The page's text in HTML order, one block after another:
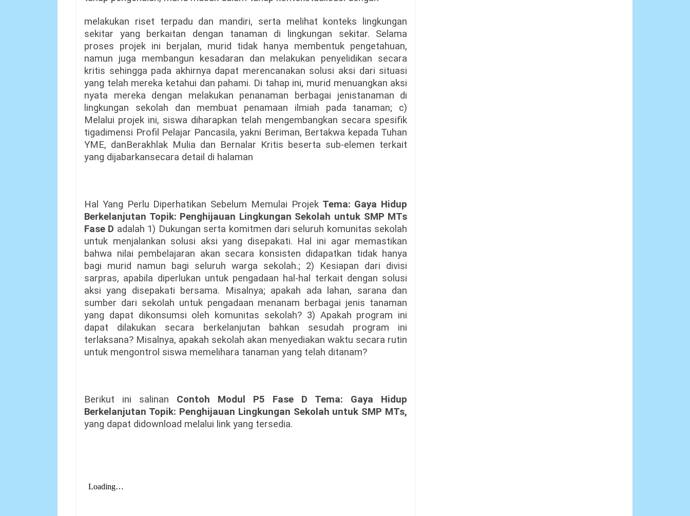
melakukan riset terpadu dan mandiri, serta melihat konteks lingkungan
sekitar yang berkaitan dengan tanaman di lingkungan sekitar. Selama
proses projek ini berjalan, murid tidak hanya membentuk pengetahuan,
namun juga membangun kesadaran dan melakukan penyelidikan secara
kritis sehingga pada akhirnya dapat merencanakan solusi aksi dari situasi
yang telah mereka ketahui dan pahami. Di tahap ini, murid menuangkan aksi
nyata mereka dengan melakukan penanaman berbagai jenistanaman di
lingkungan sekolah dan membuat penamaan ilmiah pada tanaman; c)
Melalui projek ini, siswa diharapkan telah mengembangkan secara spesifik
tigadimensi Profil Pelajar Pancasila, yakni Beriman, Bertakwa kepada Tuhan
YME, danBerakhlak Mulia dan Bernalar Kritis beserta sub-elemen terkait
yang dijabarkansecara detail di halaman
Hal Yang Perlu Diperhatikan Sebelum Memulai ProjekTema: Gaya Hidup
Berkelanjutan Topik: Penghijauan Lingkungan Sekolah untuk SMP MTs
Fase D adalah 1) Dukungan serta komitmen dari seluruh komunitas sekolah
untuk menjalankan solusi aksi yang disepakati. Hal ini agar memastikan
bahwa nilai pembelajaran akan secara konsisten didapatkan tidak hanya
bagi murid namun bagi seluruh warga sekolah.; 2) Kesiapan dari divisi
sarpras, apabila diperlukan untuk pengadaan hal-hal terkait dengan solusi
aksi yang disepakati bersama. Misalnya; apakah ada lahan, sarana dan
sumber dari sekolah untuk pengadaan menanam berbagai jenis tanaman
yang dapat dikonsumsi oleh komunitas sekolah? 3) Apakah program ini
dapat dilakukan secara berkelanjutan bahkan sesudah program ini
terlaksana? Misalnya, apakah sekolah akan menyediakan waktu secara rutin
untuk mengontrol siswa memelihara tanaman yang telah ditanam?
Berikut ini salinan Contoh Modul P5 Fase D Tema: Gaya Hidup
Berkelanjutan Topik: Penghijauan Lingkungan Sekolah untuk SMP MTs,
yang dapat didownload melalui link yang tersedia.